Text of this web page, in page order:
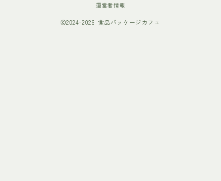
運営者情報
2024–2026 食品パッケージカフェ